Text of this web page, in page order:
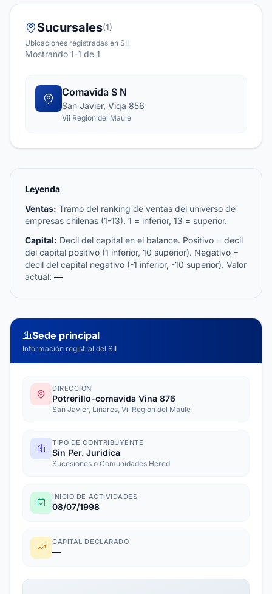
Sucursales(1)
Ubicaciones registradas en SII
Mostrando 1-1 de 1
Comavida S N
San Javier, Viqa 856
Vii Region del Maule
Leyenda
Ventas: Tramo del ranking de ventas del universo de
empresas chilenas (1-13). 1 = inferior, 13 = superior.
Capital: Decil del capital en el balance. Positivo = decil
del capital positivo (1 inferior, 10 superior). Negativo =
decil del capital negativo (-1 inferior, -10 superior). Valor
actual: —
Sede principal
Información registral del SII
DIRECCIÓN
Potrerillo-comavida Vina 876
San Javier, Linares, Vii Region del Maule
TIPO DE CONTRIBUYENTE
Sin Per. Juridica
Sucesiones o Comunidades Hered
INICIO DE ACTIVIDADES
08/07/1998
CAPITAL DECLARADO
—